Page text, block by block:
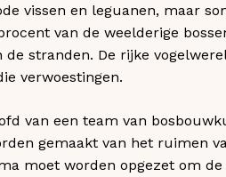
vissen en leguanen, maar
van de weelderige
stranden. De rijke
verwoestingen.
van een team van
gemaakt van het ruimen
moet worden opgezet om